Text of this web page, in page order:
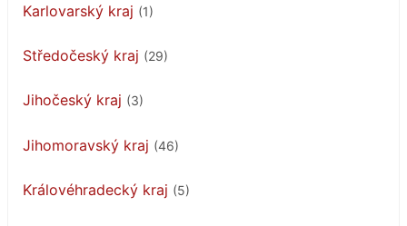
Karlovarský kraj (1)
Středočeský kraj (29)
Jihočeský kraj (3)
Jihomoravský kraj (46)
Královéhradecký kraj (5)